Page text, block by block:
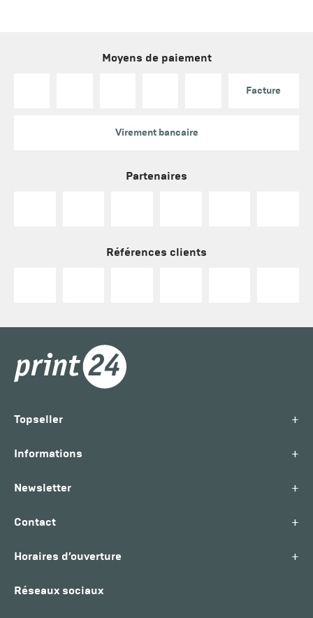
Moyens de paiement
Facture
Virement bancaire
Partenaires
Références clients
Topseller +
Informations +
Newsletter +
Contact +
Horaires d’ouverture +
Réseaux sociaux